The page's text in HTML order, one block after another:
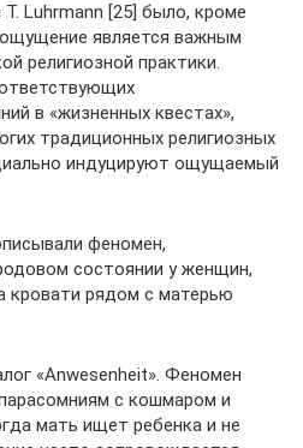
Luhrmann [25] было, кроме
является важным
религиозной практики.
в «жизненных квестах»,
традиционных религиозных
индуцируют ощущаемый
феномен,
состоянии у женщин,
кровати рядом с матерью
«Anwesenheit». Феномен
с кошмаром и
мать ищет ребенка и не